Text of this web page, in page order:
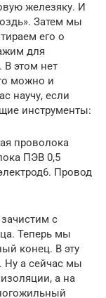
железяку. И
Затем мы
его о
для
В этом нет
можно и
научу, если
инструменты:
проволока
ПЭВ 0,5
Провод
с
Теперь мы
конец. В эту
Ну а сейчас мы
а на